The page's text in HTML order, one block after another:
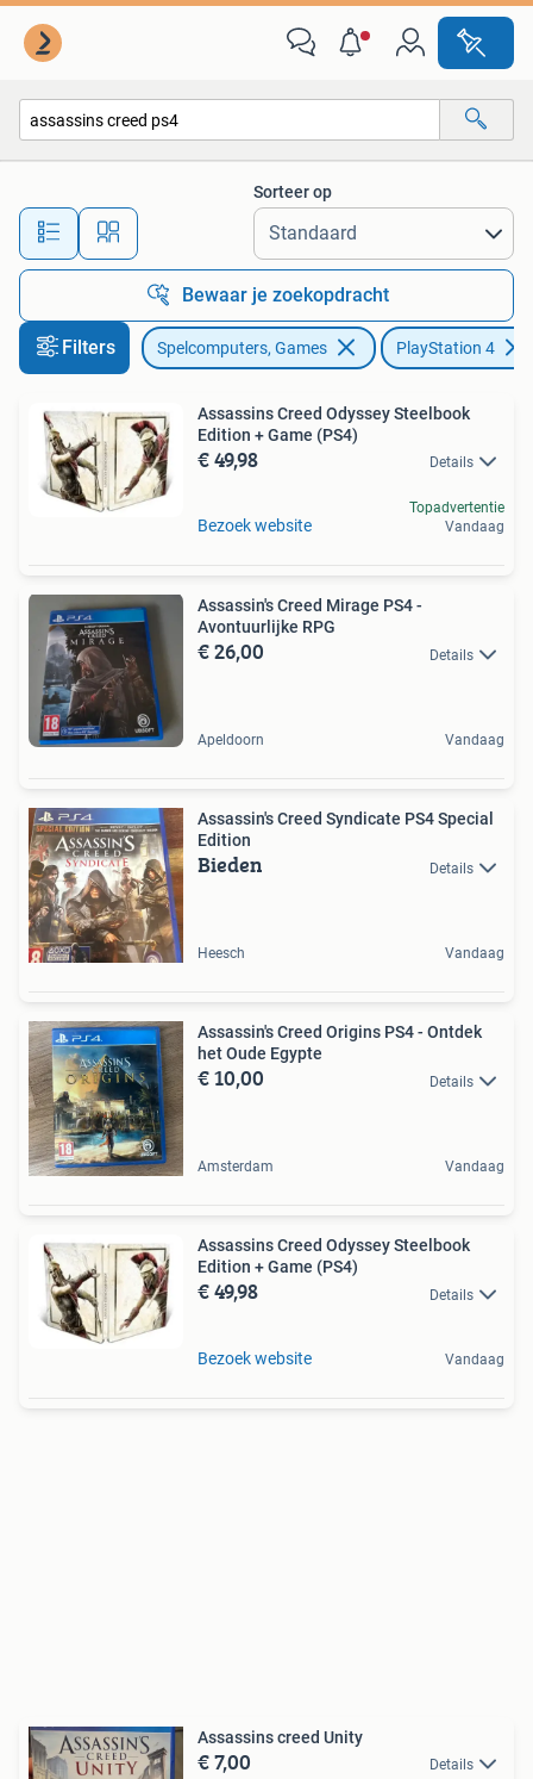
Alle afstanden…
Sorteer op
Bewaar je zoekopdracht
Filters Spelcomputers, Games PlayStation 4
Assassins Creed Odyssey Steelbook
Edition + Game (PS4)
€ 49,98 Details
Bezoek website
Topadvertentie
Vandaag
Assassin's Creed Mirage PS4 -
Avontuurlijke RPG
€ 26,00 Details
Apeldoorn Vandaag
Assassin's Creed Syndicate PS4 Special
Edition
Bieden Details
Heesch Vandaag
Assassin's Creed Origins PS4 - Ontdek
het Oude Egypte
€ 10,00 Details
Amsterdam Vandaag
Assassins Creed Odyssey Steelbook
Edition + Game (PS4)
€ 49,98 Details
Bezoek website Vandaag
Assassins creed Unity
€ 7,00 Details